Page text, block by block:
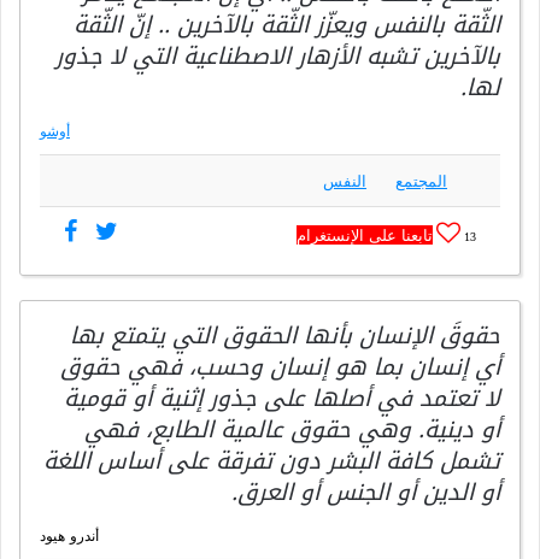
الثّقة بالنفس ويعزّز الثّقة بالآخرين .. إنّ الثّقة
بالآخرين تشبه الأزهار الاصطناعية التي لا جذور
لها.
أوشو
المجتمع النفس
13 تابعنا على الإنستغرام
حقوقَ الإنسان بأنها الحقوق التي يتمتع بها
أي إنسان بما هو إنسان وحسب، فهي حقوق
لا تعتمد في أصلها على جذور إثنية أو قومية
أو دينية. وهي حقوق عالمية الطابع، فهي
تشمل كافة البشر دون تفرقة على أساس اللغة
أو الدين أو الجنس أو العرق.
أندرو هيود